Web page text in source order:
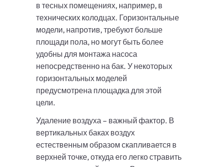
в тесных помещениях, например, в
технических колодцах. Горизонтальные
модели, напротив, требуют больше
площади пола, но могут быть более
удобны для монтажа насоса
непосредственно на бак. У некоторых
горизонтальных моделей
предусмотрена площадка для этой
цели.
Удаление воздуха – важный фактор. В
вертикальных баках воздух
естественным образом скапливается в
верхней точке, откуда его легко стравить